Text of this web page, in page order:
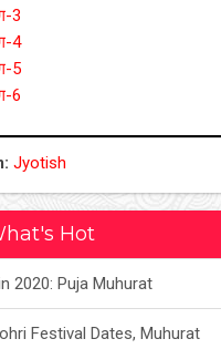
3
4
5
6
Jyotish
Hot
2020: Puja Muhurat
Festival Dates, Muhurat